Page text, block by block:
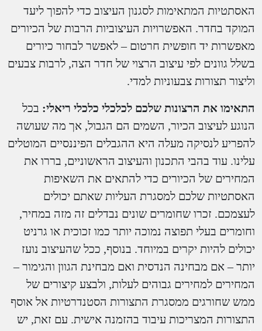
האסתטיות המתאימות לסגנון העיצוב כדי להפוך ליעד
המוקד בחדר. האפשרויות העיצוביות הרבות של הכיורים
מאפשרות יד חופשית חרטום – לאפשר לבחור כיורים
בשלל גוונים לפי עיצוב הרצוי של חדר הצה, לרבות צבעים
וליצור תצורות צבעוניות למדי.
התאימו את הרצונות שלכם לכלכלי כלכלי ריאלי: בכל
הנוגע לעיצוב הכיור, השמים הם הגבול, אך מה שעושה
להפריע לנסיקה מעלה היא ההגבלים הפיננסיים המוטלים
עלינו. עוד בהבי התכנון והעיצוב הראשוניים, בררו את
המחירים של הכיורים כדי להתאים את השאיפות
האסתטיות שלכם למסגרת העליות שאתם יכולים
לעצמכם. זכרו שחומרים שונים נבדלים זה מזה במחיר,
וחומרים בעלי תפוצה נמוכה יותר כמו זכוכית או גרניט
יכולים להיות יקרים במיוחד. בנוסף, ככל שהעיצוב נועז
יותר – אם מבחינה הנדסית ואם מבחינת הגוון והגימור –
המחירים למחירים גבוהים לעלות, ולבצע קיצורים של
ממש שחורגים ממסגרת התצורות הסטנדרטיות אל אוסף
התצורות המצריכות עיבוד בהזמנה אישית. עם זאת, יש